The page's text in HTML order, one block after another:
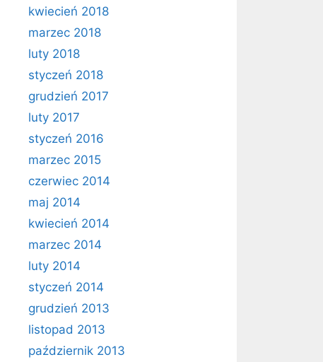
kwiecień 2018
marzec 2018
luty 2018
styczeń 2018
grudzień 2017
luty 2017
styczeń 2016
marzec 2015
czerwiec 2014
maj 2014
kwiecień 2014
marzec 2014
luty 2014
styczeń 2014
grudzień 2013
listopad 2013
październik 2013